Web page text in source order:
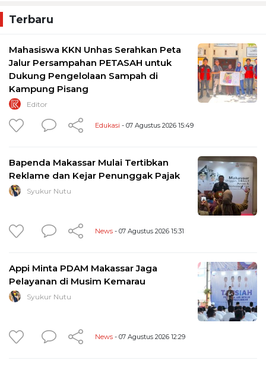
Terbaru
Mahasiswa KKN Unhas Serahkan Peta
Jalur Persampahan PETASAH untuk
Dukung Pengelolaan Sampah di
Kampung Pisang
Editor
Edukasi - 07 Agustus 2026 15:49
Bapenda Makassar Mulai Tertibkan
Reklame dan Kejar Penunggak Pajak
Syukur Nutu
News - 07 Agustus 2026 15:31
Appi Minta PDAM Makassar Jaga
Pelayanan di Musim Kemarau
Syukur Nutu
News - 07 Agustus 2026 12:29